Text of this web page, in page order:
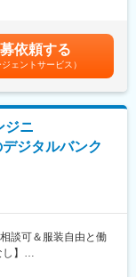
心にキャリアを築け
ー企業が担当するた
の観点でプロジェク
度のため、長期的に
す。
システムの内製化を
ております。
それぞれが改善意識
発
テナ技術のご経験者
ではありません。賞
、経験/スキル、入社
賃金はあくまでも目
性があります。月給
依頼する
ジェントサービス）
ジニ
ジタルバンク
談可＆服装自由と働
】